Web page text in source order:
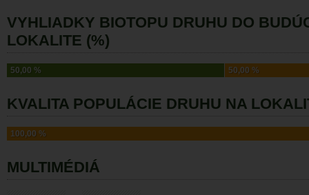
VYHLIADKY BIOTOPU DRUHU DO
LOKALITE (%)
50,00 % 50,00 %
KVALITA POPULÁCIE DRUHU NA
100,00 %
MULTIMÉDIÁ